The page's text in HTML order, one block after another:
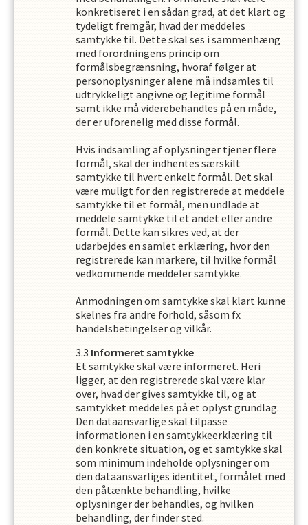
konkretiseret i en sådan grad, at det klart og
tydeligt fremgår, hvad der meddeles
samtykke til. Dette skal ses i sammenhæng
med forordningens princip om
formålsbegrænsning, hvoraf følger at
personoplysninger alene må indsamles til
udtrykkeligt angivne og legitime formål
samt ikke må viderebehandles på en måde,
der er uforenelig med disse formål.
Hvis indsamling af oplysninger tjener flere
formål, skal der indhentes særskilt
samtykke til hvert enkelt formål. Det skal
være muligt for den registrerede at meddele
samtykke til et formål, men undlade at
meddele samtykke til et andet eller andre
formål. Dette kan sikres ved, at der
udarbejdes en samlet erklæring, hvor den
registrerede kan markere, til hvilke formål
vedkommende meddeler samtykke.
Anmodningen om samtykke skal klart kunne
skelnes fra andre forhold, såsom fx
handelsbetingelser og vilkår.
Informeret samtykke
Et samtykke skal være informeret. Heri
ligger, at den registrerede skal være klar
over, hvad der gives samtykke til, og at
samtykket meddeles på et oplyst grundlag.
Den dataansvarlige skal tilpasse
informationen i en samtykkeerklæring til
den konkrete situation, og et samtykke skal
som minimum indeholde oplysninger om
den dataansvarliges identitet, formålet med
den påtænkte behandling, hvilke
oplysninger der behandles, og hvilken
behandling, der finder sted.